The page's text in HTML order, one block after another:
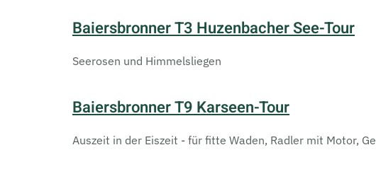
Baiersbronner T3 Huzenbacher See-Tour
Seerosen und Himmelsliegen
Baiersbronner T9 Karseen-Tour
Auszeit in der Eiszeit - für fitte Waden, Radler mit Motor,